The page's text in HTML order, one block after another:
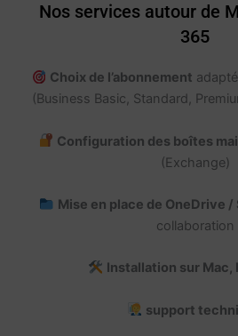
Nos services autour de
365
Choix de l’abonnement
(Business Basic, Standard,
Configuration des boîtes
(Exchange)
Mise en place de OneDrive /
collaboration
Installation sur Mac,
support